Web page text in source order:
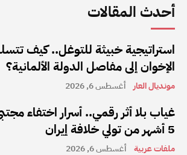
أحدث المقالات
استراتيجية خبيثة للتوغل.. كيف
الإخوان إلى مفاصل الدولة الألمانية؟
مونديال العار أغسطس 6, 2026
غياب بلا أثر رقمي.. أسرار اختفاء
5 أشهر من تولي خلافة إيران
ملفات عربية أغسطس 6, 2026